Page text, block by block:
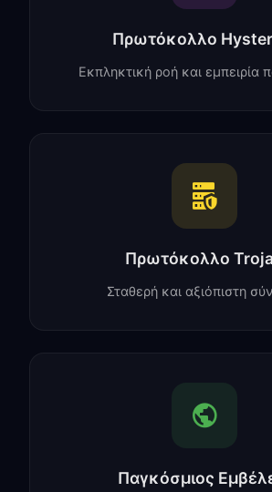
Πρωτόκολλο
Εκπληκτική ροή και εμπειρία
Πρωτόκολλο
Σταθερή και αξιόπιστη
Παγκόσμιος